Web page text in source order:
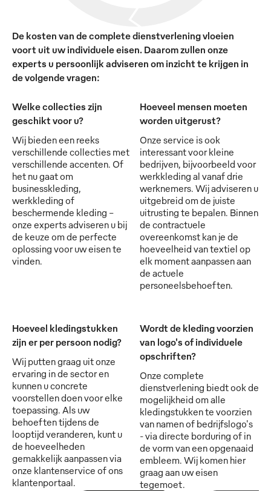
De kosten van de complete dienstverlening vloeien
voort uit uw individuele eisen. Daarom zullen onze
experts u persoonlijk adviseren om inzicht te krijgen in
de volgende vragen:
Welke collecties zijn
geschikt voor u?
Wij bieden een reeks
verschillende collecties met
verschillende accenten. Of
het nu gaat om
businesskleding,
werkkleding of
beschermende kleding -
onze experts adviseren u bij
de keuze om de perfecte
oplossing voor uw eisen te
vinden.
Hoeveel mensen moeten
worden uitgerust?
Onze service is ook
interessant voor kleine
bedrijven, bijvoorbeeld voor
werkkleding al vanaf drie
werknemers. Wij adviseren u
uitgebreid om de juiste
uitrusting te bepalen. Binnen
de contractuele
overeenkomst kan je de
hoeveelheid van textiel op
elk moment aanpassen aan
de actuele
personeelsbehoeften.
Hoeveel kledingstukken
zijn er per persoon nodig?
Wij putten graag uit onze
ervaring in de sector en
kunnen u concrete
voorstellen doen voor elke
toepassing. Als uw
behoeften tijdens de
looptijd veranderen, kunt u
de hoeveelheden
gemakkelijk aanpassen via
onze klantenservice of ons
klantenportaal.
Wordt de kleding voorzien
van logo's of individuele
opschriften?
Onze complete
dienstverlening biedt ook de
mogelijkheid om alle
kledingstukken te voorzien
van namen of bedrijfslogo's
- via directe borduring of in
de vorm van een opgenaaid
embleem. Wij komen hier
graag aan uw eisen
tegemoet.